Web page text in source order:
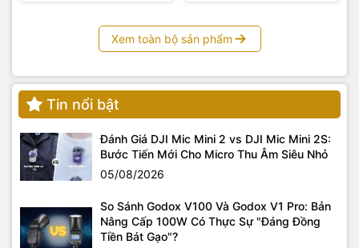
Xem toàn bộ sản phẩm
Tin nổi bật
Đánh Giá DJI Mic Mini 2 vs DJI Mic Mini 2S:
Bước Tiến Mới Cho Micro Thu Âm Siêu Nhỏ
05/08/2026
So Sánh Godox V100 Và Godox V1 Pro: Bản
Nâng Cấp 100W Có Thực Sự "Đáng Đồng
Tiền Bát Gạo"?